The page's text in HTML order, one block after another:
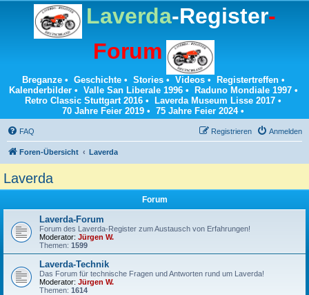
Laverda-Register-
Forum
Breganze• Geschichte• Stories• Videos• Registertreffen•
Kalenderbilder• Valle San Liberale 1996• Raduno Mondiale 1997•
Retro Classic Stuttgart 2016 • Laverda Museum Lisse 2017 •
70 Jahre Feier 2019 • 75 Jahre Feier 2024•
FAQ Anmelden
Registrieren
Foren-Übersicht Laverda
Laverda
Forum
Laverda-Forum
Forum des Laverda-Register zum Austausch von Erfahrungen!
Moderator: Jürgen W.
Themen: 1599
Laverda-Technik
Das Forum für technische Fragen und Antworten rund um Laverda!
Moderator: Jürgen W.
Themen: 1614